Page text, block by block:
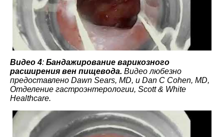
Видео 4: Бандажирование варикозного
расширения вен пищевода. Видео любезно
предоставлено Dawn Sears, MD, и Dan C Cohen, MD,
Отделение гастроэнтерологии, Scott & White
Healthcare.